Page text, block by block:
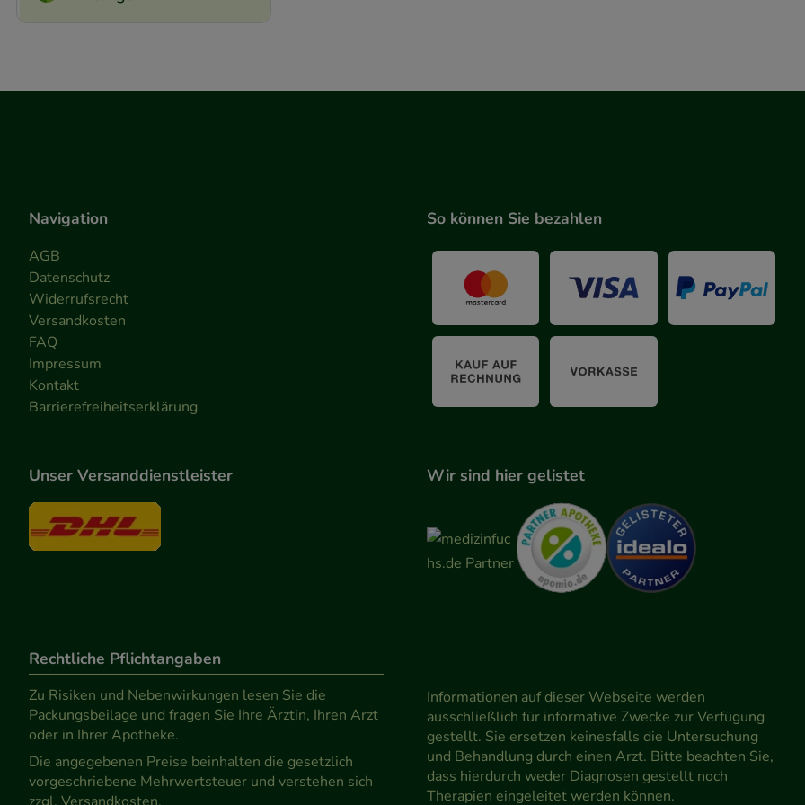
Navigation
AGB
Datenschutz
Widerrufsrecht
Versandkosten
FAQ
Impressum
Kontakt
Barrierefreiheitserklärung
So können Sie bezahlen
Unser Versanddienstleister Wir sind hier gelistet
Rechtliche Pflichtangaben
Zu Risiken und Nebenwirkungen lesen Sie die
Packungsbeilage und fragen Sie Ihre Ärztin, Ihren Arzt
oder in Ihrer Apotheke.
Die angegebenen Preise beinhalten die gesetzlich
vorgeschriebene Mehrwertsteuer und verstehen sich
Informationen auf dieser Webseite werden
ausschließlich für informative Zwecke zur Verfügung
gestellt. Sie ersetzen keinesfalls die Untersuchung
und Behandlung durch einen Arzt. Bitte beachten Sie,
dass hierdurch weder Diagnosen gestellt noch
Therapien eingeleitet werden können.